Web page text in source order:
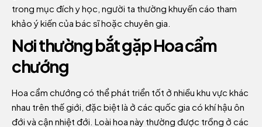
trong mục đích y học, người ta thường khuyến cáo tham
khảo ý kiến của bác sĩ hoặc chuyên gia.
Nơi thường bắt gặp Hoa cẩm
chướng
Hoa cẩm chướng có thể phát triển tốt ở nhiều khu vực khác
nhau trên thế giới, đặc biệt là ở các quốc gia có khí hậu ôn
đới và cận nhiệt đới. Loài hoa này thường được trồng ở các